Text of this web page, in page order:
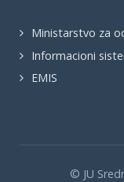
Ministarstvo za
Informacioni
EMIS
© JU